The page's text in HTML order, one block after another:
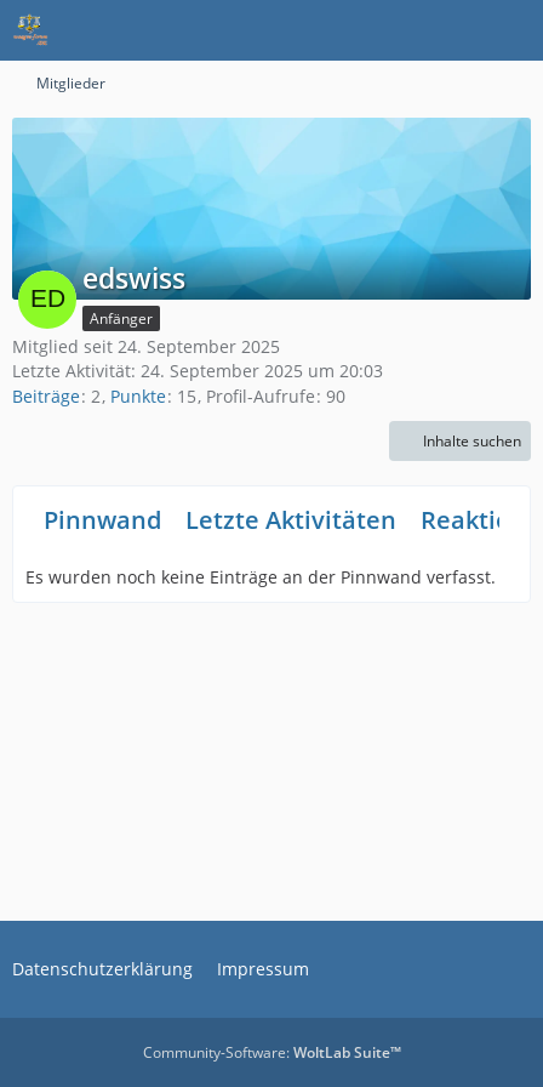
Mitglieder
edswiss
Anfänger
Mitglied seit 24. September 2025
Letzte Aktivität: 24. September 2025 um 20:03
Beiträge 2 Punkte 15 Profil-Aufrufe 90
Inhalte suchen
Pinnwand Letzte Aktivitäten
Es wurden noch keine Einträge an der Pinnwand verfasst.
Datenschutzerklärung Impressum
Community-Software:WoltLab Suite™